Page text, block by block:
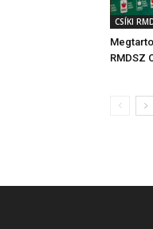
CSÍKI
RMDSZ